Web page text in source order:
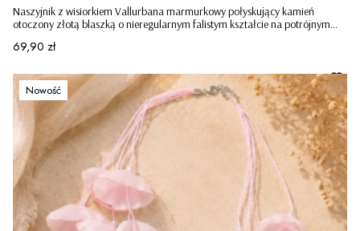
Naszyjnik z wisiorkiem Vallurbana marmurkowy połyskujący kamień
otoczony złotą blaszką o nieregularnym falistym kształcie na potrójnym
Cena
69,90 zł
Nowość